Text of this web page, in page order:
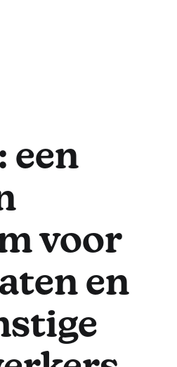
een
voor
en